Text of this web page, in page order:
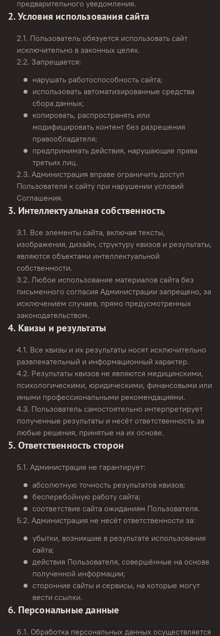
предварительного уведомления.
2. Условия использования сайта
2.1. Пользователь обязуется использовать сайт
исключительно в законных целях.
2.2. Запрещается:
нарушать работоспособность сайта;
использовать автоматизированные средства
сбора данных;
копировать, распространять или
модифицировать контент без разрешения
правообладателя;
предпринимать действия, нарушающие права
третьих лиц.
2.3. Администрация вправе ограничить доступ
Пользователя к сайту при нарушении условий
Соглашения.
3. Интеллектуальная собственность
3.1. Все элементы сайта, включая тексты,
изображения, дизайн, структуру квизов и результаты,
являются объектами интеллектуальной
собственности.
3.2. Любое использование материалов сайта без
письменного согласия Администрации запрещено, за
исключением случаев, прямо предусмотренных
законодательством.
4. Квизы и результаты
4.1. Все квизы и их результаты носят исключительно
развлекательный и информационный характер.
4.2. Результаты квизов не являются медицинскими,
психологическими, юридическими, финансовыми или
иными профессиональными рекомендациями.
4.3. Пользователь самостоятельно интерпретирует
полученные результаты и несёт ответственность за
любые решения, принятые на их основе.
5. Ответственность сторон
5.1. Администрация не гарантирует:
абсолютную точность результатов квизов;
бесперебойную работу сайта;
соответствие сайта ожиданиям Пользователя.
5.2. Администрация не несёт ответственности за:
убытки, возникшие в результате использования
сайта;
действия Пользователя, совершённые на основе
полученной информации;
сторонние сайты и сервисы, на которые могут
вести ссылки.
6. Персональные данные
6.1. Обработка персональных данных осуществляется